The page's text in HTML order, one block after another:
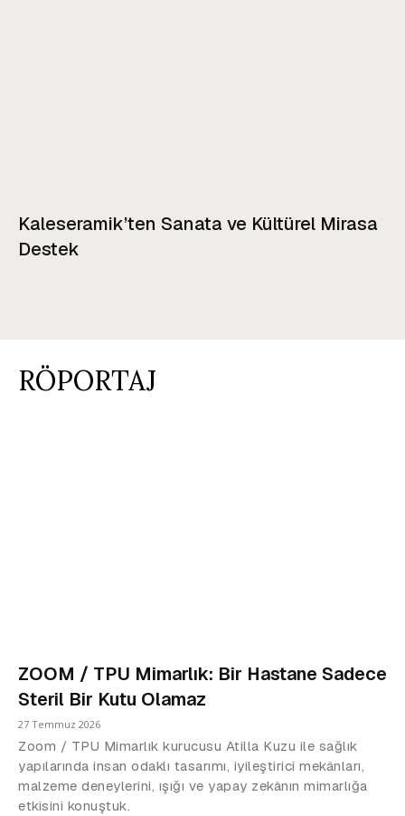
Kaleseramik’ten Sanata ve Kültürel Mirasa
Destek
RÖPORTAJ
ZOOM / TPU Mimarlık: Bir Hastane Sadece
Steril Bir Kutu Olamaz
27 Temmuz 2026
Zoom / TPU Mimarlık kurucusu Atilla Kuzu ile sağlık
yapılarında insan odaklı tasarımı, iyileştirici mekânları,
malzeme deneylerini, ışığı ve yapay zekânın mimarlığa
etkisini konuştuk.